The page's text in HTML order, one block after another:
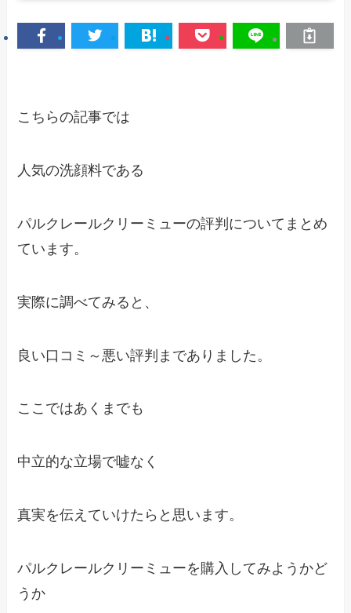
こちらの記事では
人気の洗顔料である
パルクレールクリーミューの評判についてまとめ
ています。
実際に調べてみると、
良い口コミ～悪い評判までありました。
ここではあくまでも
中立的な立場で嘘なく
真実を伝えていけたらと思います。
パルクレールクリーミューを購入してみようかど
うか